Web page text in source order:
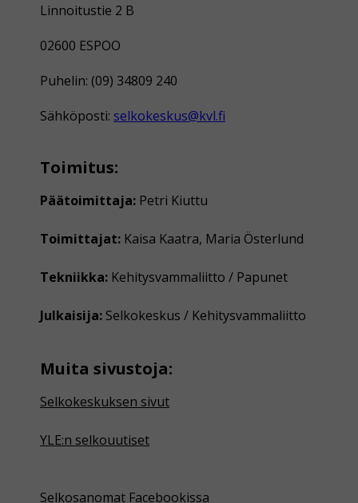
Linnoitustie 2 B
02600 ESPOO
Puhelin: (09) 34809 240
Sähköposti: selkokeskus@kvl.fi
Toimitus:
Päätoimittaja: Petri Kiuttu
Toimittajat: Kaisa Kaatra, Maria Österlund
Tekniikka: Kehitysvammaliitto / Papunet
Julkaisija: Selkokeskus / Kehitysvammaliitto
Muita sivustoja:
Selkokeskuksen sivut
YLE:n selkouutiset
Selkosanomat Facebookissa